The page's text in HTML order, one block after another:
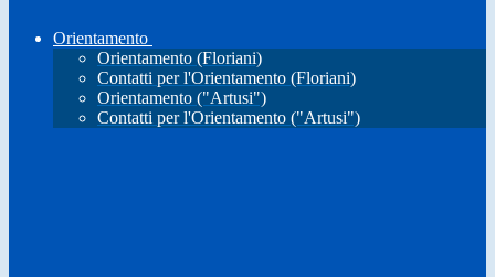
Orientamento
Orientamento (Floriani)
Contatti per l'Orientamento (Floriani)
Orientamento ("Artusi")
Contatti per l'Orientamento ("Artusi")